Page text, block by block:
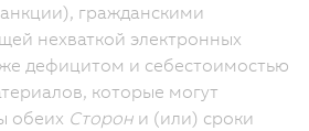
гражданскими
нехваткой электронных
дефицитом и себестоимостью
которые могут
обеих Сторон и (или) сроки